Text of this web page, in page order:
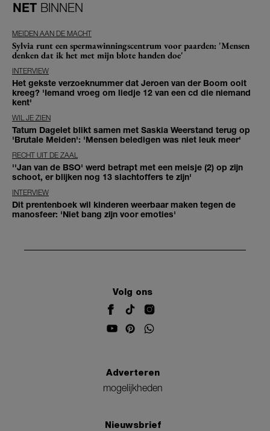
NET BINNEN
MEIDEN AAN DE MACHT
Sylvia runt een spermawinningscentrum voor paarden: 'Mensen
denken dat ik het met mijn blote handen doe'
INTERVIEW
Het gekste verzoeknummer dat Jeroen van der Boom ooit
kreeg? 'Iemand vroeg om liedje 12 van een cd die niemand
kent'
WIL JE ZIEN
Tatum Dagelet blikt samen met Saskia Weerstand terug op
'Brutale Meiden': 'Mensen beledigen was niet leuk meer'
RECHT UIT DE ZAAL
''Jan van de BSO' werd betrapt met een meisje (2) op zijn
schoot, er blijken nog 13 slachtoffers te zijn'
INTERVIEW
Dit prentenboek wil kinderen weerbaar maken tegen de
manosfeer: 'Niet bang zijn voor emoties'
Volg ons
Adverteren
mogelijkheden
Nieuwsbrief